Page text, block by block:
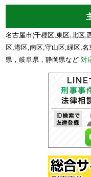
名古屋市(千種区,東区,北区,
区,港区,南区,守山区,緑区,
県，岐阜県，静岡県など対